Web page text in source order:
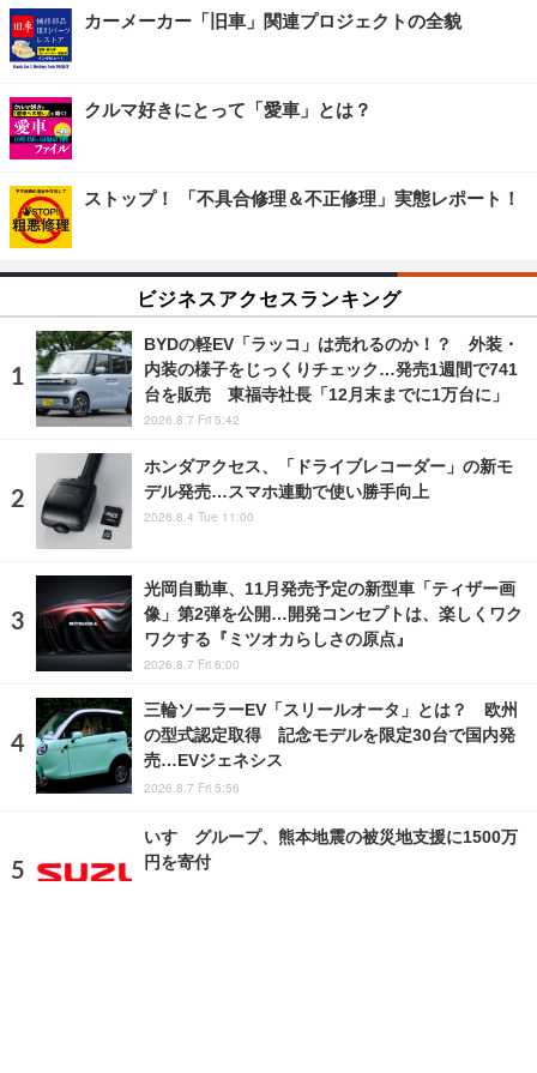
カーメーカー「旧車」関連プロジェクトの全貌
クルマ好きにとって「愛車」とは？
ストップ！ 「不具合修理＆不正修理」実態レポート！
ビジネスアクセスランキング
BYDの軽EV「ラッコ」は売れるのか！？ 外装・
内装の様子をじっくりチェック…発売1週間で741
台を販売 東福寺社長「12月末までに1万台に」
2026.8.7 Fri 5:42
ホンダアクセス、「ドライブレコーダー」の新モ
デル発売…スマホ連動で使い勝手向上
2026.8.4 Tue 11:00
光岡自動車、11月発売予定の新型車「ティザー画
像」第2弾を公開…開発コンセプトは、楽しくワク
ワクする『ミツオカらしさの原点』
2026.8.7 Fri 6:00
三輪ソーラーEV「スリールオータ」とは？ 欧州
の型式認定取得 記念モデルを限定30台で国内発
売…EVジェネシス
2026.8.7 Fri 5:56
いすゞグループ、熊本地震の被災地支援に1500万
円を寄付